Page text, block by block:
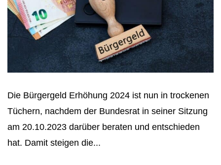
Die Bürgergeld Erhöhung 2024 ist nun in trockenen
Tüchern, nachdem der Bundesrat in seiner Sitzung
am 20.10.2023 darüber beraten und entschieden
hat. Damit steigen die...